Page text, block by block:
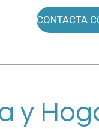
CONTACTA
y